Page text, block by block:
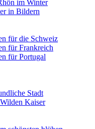
im Winter
in Bildern
für die Schweiz
für Frankreich
für Portugal
Stadt
Kaiser